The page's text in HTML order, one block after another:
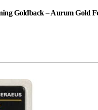
Goldback – Aurum Gold